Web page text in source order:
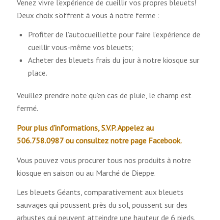
Venez vivre l’expérience de cueillir vos propres bleuets!
Deux choix s’offrent à vous à notre ferme :
Profiter de l’autocueillette pour faire l’expérience de
cueillir vous-même vos bleuets;
Acheter des bleuets frais du jour à notre kiosque sur
place.
Veuillez prendre note qu’en cas de pluie, le champ est
fermé.
Pour plus d’informations, S.V.P. Appelez au
506.758.0987 ou consultez notre page Facebook.
Vous pouvez vous procurer tous nos produits à notre
kiosque en saison ou au Marché de Dieppe.
Les bleuets Géants, comparativement aux bleuets
sauvages qui poussent près du sol, poussent sur des
arbustes qui peuvent atteindre une hauteur de 6 pieds.